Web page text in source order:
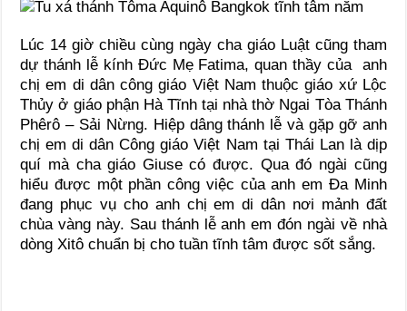
Lúc 14 giờ chiều cùng ngày cha giáo Luật cũng tham
dự thánh lễ kính Đức Mẹ Fatima, quan thầy của anh
chị em di dân công giáo Việt Nam thuộc giáo xứ Lộc
Thủy ở giáo phận Hà Tĩnh tại nhà thờ Ngai Tòa Thánh
Phêrô – Sải Nừng. Hiệp dâng thánh lễ và gặp gỡ anh
chị em di dân Công giáo Việt Nam tại Thái Lan là dịp
quí mà cha giáo Giuse có được. Qua đó ngài cũng
hiểu được một phần công việc của anh em Đa Minh
đang phục vụ cho anh chị em di dân nơi mảnh đất
chùa vàng này. Sau thánh lễ anh em đón ngài về nhà
dòng Xitô chuẩn bị cho tuần tĩnh tâm được sốt sắng.